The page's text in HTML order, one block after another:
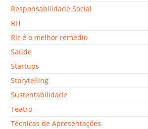
Responsabilidade Social
RH
Rir é o melhor remédio
Saúde
Startups
Storytelling
Sustentabilidade
Teatro
Técnicas de Apresentações